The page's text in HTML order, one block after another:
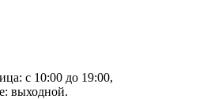
с 10:00 до 19:00,
выходной.